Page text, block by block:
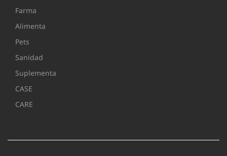
Farma
Alimenta
Pets
Sanidad
Suplementa
CASE
CARE